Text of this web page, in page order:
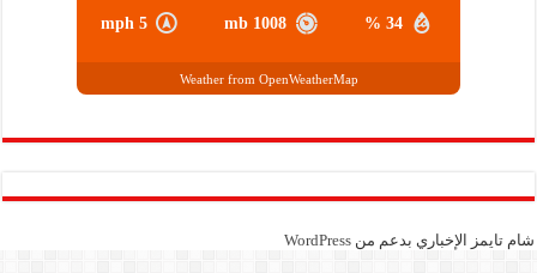
34 %
1008 mb
5 mph
Weather from OpenWeatherMap
شام تايمز الإخباري بدعم منWordPress